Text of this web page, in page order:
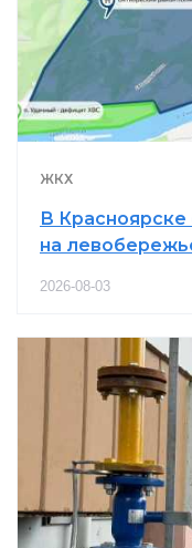
ЖКХ
В
на
2026-08-03